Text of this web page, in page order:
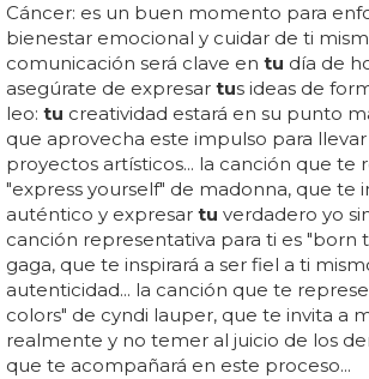
Cáncer: es un buen momento para
bienestar emocional y cuidar de ti
comunicación será clave en tu día de
asegúrate de expresar tus ideas de
leo: tu creatividad estará en su punto
que aprovecha este impulso para
proyectos artísticos... la canción que te
"express yourself" de madonna, que te
auténtico y expresar tu verdadero yo
canción representativa para ti es "born
gaga, que te inspirará a ser fiel a ti
autenticidad... la canción que te
colors" de cyndi lauper, que te invita a
realmente y no temer al juicio de los
que te acompañará en este proceso...